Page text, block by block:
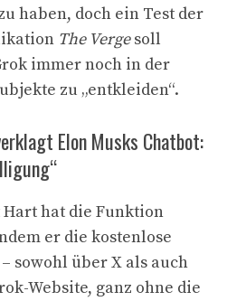
haben, doch ein Test der
The Vergesoll
immer noch in der
zu „entkleiden“.
Elon Musks Chatbot:
hat die Funktion
er die kostenlose
sowohl über X als auch
Website, ganz ohne die